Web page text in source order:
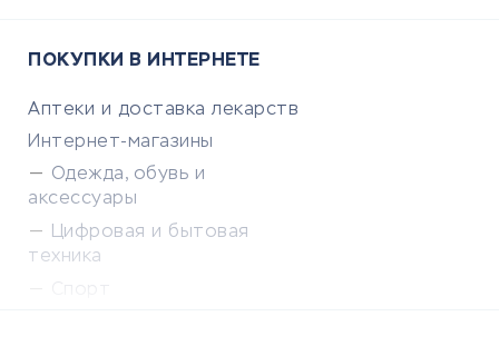
ПОКУПКИ В ИНТЕРНЕТЕ
Аптеки и доставка лекарств
Интернет-магазины
Одежда, обувь и
аксессуары
Цифровая и бытовая
техника